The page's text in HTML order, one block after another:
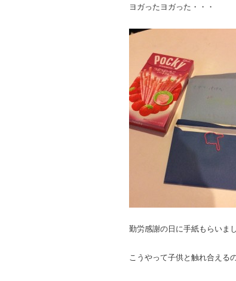
ヨガったヨガった・・・
勤労感謝の日に手紙もらいまし
こうやって子供と触れ合える